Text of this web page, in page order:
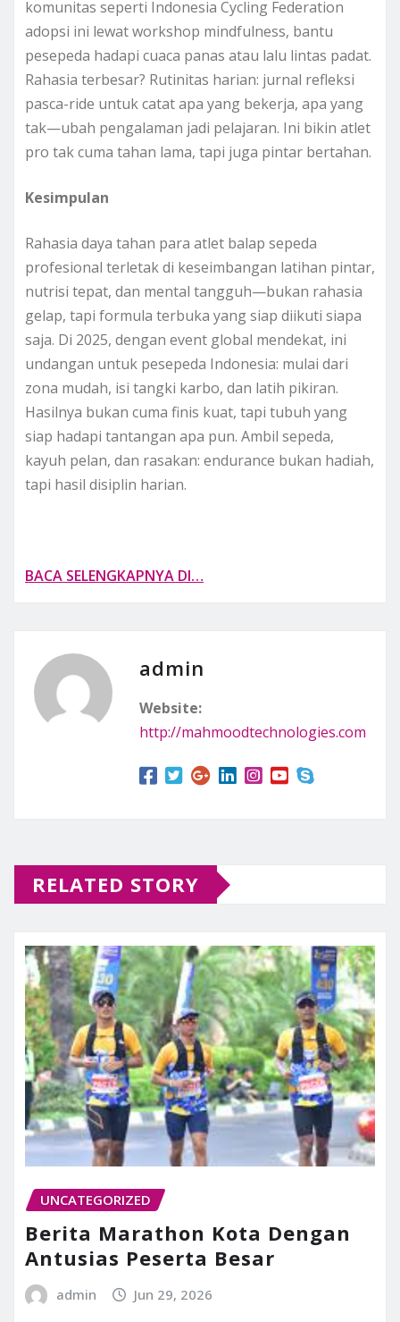
komunitas seperti Indonesia Cycling Federation
adopsi ini lewat workshop mindfulness, bantu
pesepeda hadapi cuaca panas atau lalu lintas padat.
Rahasia terbesar? Rutinitas harian: jurnal refleksi
pasca-ride untuk catat apa yang bekerja, apa yang
tak—ubah pengalaman jadi pelajaran. Ini bikin atlet
pro tak cuma tahan lama, tapi juga pintar bertahan.
Kesimpulan
Rahasia daya tahan para atlet balap sepeda
profesional terletak di keseimbangan latihan pintar,
nutrisi tepat, dan mental tangguh—bukan rahasia
gelap, tapi formula terbuka yang siap diikuti siapa
saja. Di 2025, dengan event global mendekat, ini
undangan untuk pesepeda Indonesia: mulai dari
zona mudah, isi tangki karbo, dan latih pikiran.
Hasilnya bukan cuma finis kuat, tapi tubuh yang
siap hadapi tantangan apa pun. Ambil sepeda,
kayuh pelan, dan rasakan: endurance bukan hadiah,
tapi hasil disiplin harian.
BACA SELENGKAPNYA DI…
admin
Website:
http://mahmoodtechnologies.com
RELATED STORY
UNCATEGORIZED
Berita Marathon Kota Dengan
Antusias Peserta Besar
admin Jun 29, 2026